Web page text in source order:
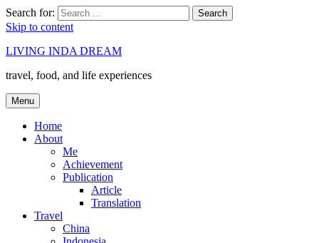
Search for: Search
Skip to content
LIVING INDA DREAM
travel, food, and life experiences
Menu
Home
About
Me
Achievement
Publication
Article
Translation
Travel
China